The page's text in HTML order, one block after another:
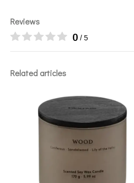
Reviews
0 / 5
Related articles